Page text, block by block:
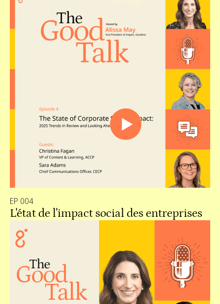
EP 004
L'état de l'impact social des entreprises